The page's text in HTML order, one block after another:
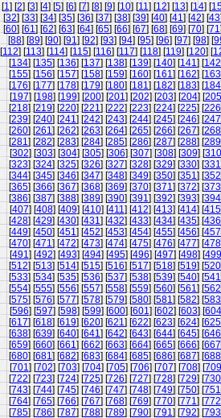
[1] [2] [3] [4] [5] [6] [7] [8] [9] [10] [11] [12] [13] [14] [
[32] [33] [34] [35] [36] [37] [38] [39] [40] [41] [42] [43
[60] [61] [62] [63] [64] [65] [66] [67] [68] [69] [70] [71
[88] [89] [90] [91] [92] [93] [94] [95] [96] [97] [98] [
[112] [113] [114] [115] [116] [117] [118] [119] [120] [
[134] [135] [136] [137] [138] [139] [140] [141] [142
[155] [156] [157] [158] [159] [160] [161] [162] [163
[176] [177] [178] [179] [180] [181] [182] [183] [184
[197] [198] [199] [200] [201] [202] [203] [204] [205
[218] [219] [220] [221] [222] [223] [224] [225] [226
[239] [240] [241] [242] [243] [244] [245] [246] [247
[260] [261] [262] [263] [264] [265] [266] [267] [268
[281] [282] [283] [284] [285] [286] [287] [288] [289
[302] [303] [304] [305] [306] [307] [308] [309] [310
[323] [324] [325] [326] [327] [328] [329] [330] [331
[344] [345] [346] [347] [348] [349] [350] [351] [352
[365] [366] [367] [368] [369] [370] [371] [372] [373
[386] [387] [388] [389] [390] [391] [392] [393] [394
[407] [408] [409] [410] [411] [412] [413] [414] [415
[428] [429] [430] [431] [432] [433] [434] [435] [436
[449] [450] [451] [452] [453] [454] [455] [456] [457
[470] [471] [472] [473] [474] [475] [476] [477] [478
[491] [492] [493] [494] [495] [496] [497] [498] [499
[512] [513] [514] [515] [516] [517] [518] [519] [520
[533] [534] [535] [536] [537] [538] [539] [540] [541
[554] [555] [556] [557] [558] [559] [560] [561] [562
[575] [576] [577] [578] [579] [580] [581] [582] [583
[596] [597] [598] [599] [600] [601] [602] [603] [604
[617] [618] [619] [620] [621] [622] [623] [624] [625
[638] [639] [640] [641] [642] [643] [644] [645] [646
[659] [660] [661] [662] [663] [664] [665] [666] [667
[680] [681] [682] [683] [684] [685] [686] [687] [688
[701] [702] [703] [704] [705] [706] [707] [708] [709
[722] [723] [724] [725] [726] [727] [728] [729] [730
[743] [744] [745] [746] [747] [748] [749] [750] [751
[764] [765] [766] [767] [768] [769] [770] [771] [772
[785] [786] [787] [788] [789] [790] [791] [792] [793